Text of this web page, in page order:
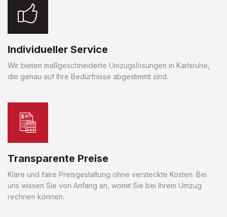
Individueller Service
Wir bieten maßgeschneiderte Umzugslösungen in Karlsruhe,
die genau auf Ihre Bedürfnisse abgestimmt sind.
Transparente Preise
Klare und faire Preisgestaltung ohne versteckte Kosten. Bei
uns wissen Sie von Anfang an, womit Sie bei Ihrem Umzug
rechnen können.